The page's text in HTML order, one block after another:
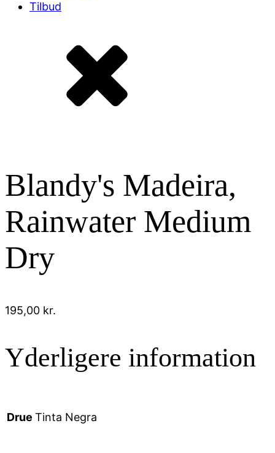
Tilbud
Blandy's Madeira,
Rainwater Medium
Dry
195,00 kr.
Yderligere information
Drue Tinta Negra